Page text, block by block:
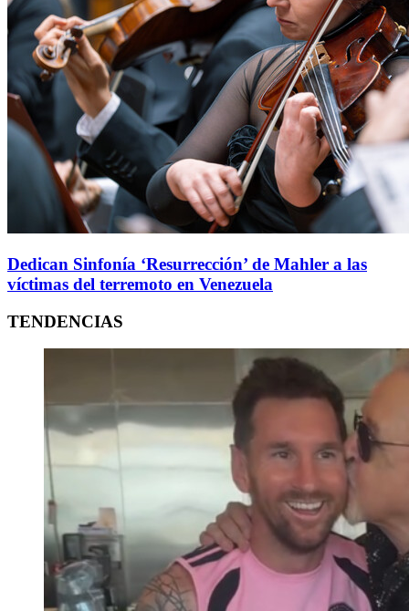
Dedican Sinfonía ‘Resurrección’ de Mahler a las
víctimas del terremoto en Venezuela
TENDENCIAS